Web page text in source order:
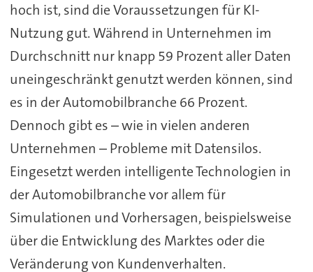
hoch ist, sind die Voraussetzungen für KI-
Nutzung gut. Während in Unternehmen im
Durchschnitt nur knapp 59 Prozent aller Daten
uneingeschränkt genutzt werden können, sind
es in der Automobilbranche 66 Prozent.
Dennoch gibt es – wie in vielen anderen
Unternehmen – Probleme mit Datensilos.
Eingesetzt werden intelligente Technologien in
der Automobilbranche vor allem für
Simulationen und Vorhersagen, beispielsweise
über die Entwicklung des Marktes oder die
Veränderung von Kundenverhalten.